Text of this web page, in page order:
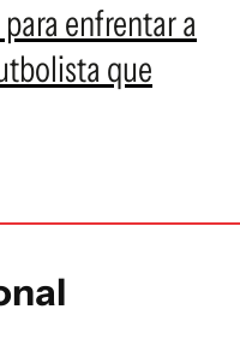
enfrentar a
que